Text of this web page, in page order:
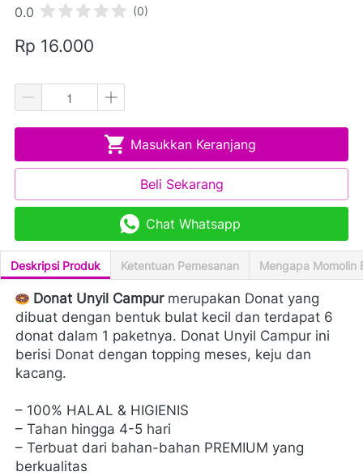
0.0 (0)
Rp 16.000
` Masukkan Keranjang
`
Beli Sekarang
` Chat Whatsapp
Deskripsi Produk Ketentuan Pemesanan Mengapa Momolin
Donat Unyil Campur merupakan Donat yang
dibuat dengan bentuk bulat kecil dan terdapat 6
donat dalam 1 paketnya. Donat Unyil Campur ini
berisi Donat dengan topping meses, keju dan
kacang.
– 100% HALAL & HIGIENIS
– Tahan hingga 4-5 hari
– Terbuat dari bahan-bahan PREMIUM yang
berkualitas